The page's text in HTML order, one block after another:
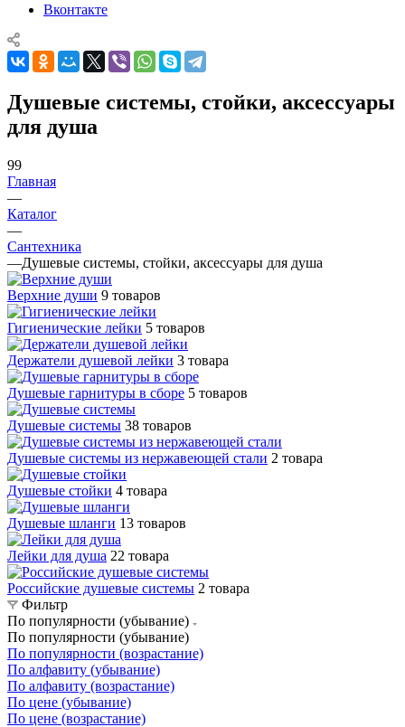
Вконтакте
Душевые системы, стойки, аксессуары
для душа
99
Главная
—
Каталог
—
Сантехника
—Душевые системы, стойки, аксессуары для душа
Верхние души 9 товаров
Гигиенические лейки 5 товаров
Держатели душевой лейки 3 товара
Душевые гарнитуры в сборе 5 товаров
Душевые системы 38 товаров
Душевые системы из нержавеющей стали 2 товара
Душевые стойки 4 товара
Душевые шланги 13 товаров
Лейки для душа 22 товара
Российские душевые системы 2 товара
Фильтр
По популярности (убывание)
По популярности (убывание)
По популярности (возрастание)
По алфавиту (убывание)
По алфавиту (возрастание)
По цене (убывание)
По цене (возрастание)